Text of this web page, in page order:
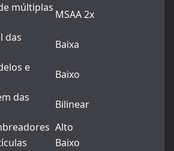
múltiplas
MSAA 2x
das
Baixa
e
Baixo
das
Bilinear
Alto
Baixo